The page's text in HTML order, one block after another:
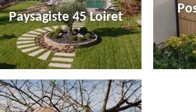
Paysagiste 45 Loiret